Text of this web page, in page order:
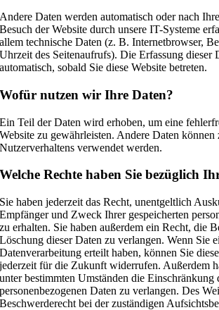
Andere Daten werden automatisch oder nach
Besuch der Website durch unsere IT-Systeme
allem technische Daten (z. B. Internetbrowser,
Uhrzeit des Seitenaufrufs). Die Erfassung dieser
automatisch, sobald Sie diese Website betreten.
Wofür nutzen wir Ihre Daten?
Ein Teil der Daten wird erhoben, um eine
Website zu gewährleisten. Andere Daten können
Nutzerverhaltens verwendet werden.
Welche Rechte haben Sie bezüglich
Sie haben jederzeit das Recht, unentgeltlich
Empfänger und Zweck Ihrer gespeicherten
zu erhalten. Sie haben außerdem ein Recht, die
Löschung dieser Daten zu verlangen. Wenn Sie
Datenverarbeitung erteilt haben, können Sie
jederzeit für die Zukunft widerrufen. Außerdem
unter bestimmten Umständen die Einschränkung
personenbezogenen Daten zu verlangen. Des
Beschwerderecht bei der zuständigen